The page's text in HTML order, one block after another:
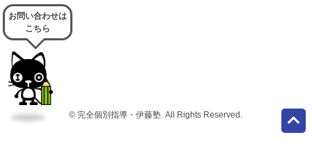
© 完全個別指導・伊藤塾. All Rights Reserved.
お問い合わせは
こちら